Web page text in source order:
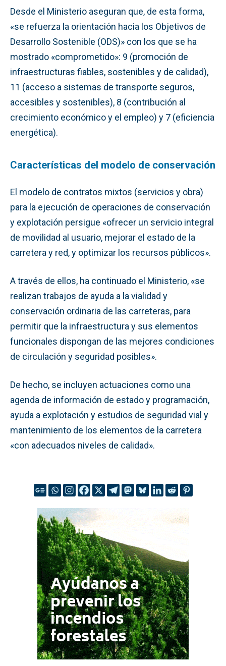
Desde el Ministerio aseguran que, de esta forma,
«se refuerza la orientación hacia los Objetivos de
Desarrollo Sostenible (ODS)» con los que se ha
mostrado «comprometido»: 9 (promoción de
infraestructuras fiables, sostenibles y de calidad),
11 (acceso a sistemas de transporte seguros,
accesibles y sostenibles), 8 (contribución al
crecimiento económico y el empleo) y 7 (eficiencia
energética).
Características del modelo de conservación
El modelo de contratos mixtos (servicios y obra)
para la ejecución de operaciones de conservación
y explotación persigue «ofrecer un servicio integral
de movilidad al usuario, mejorar el estado de la
carretera y red, y optimizar los recursos públicos».
A través de ellos, ha continuado el Ministerio, «se
realizan trabajos de ayuda a la vialidad y
conservación ordinaria de las carreteras, para
permitir que la infraestructura y sus elementos
funcionales dispongan de las mejores condiciones
de circulación y seguridad posibles».
De hecho, se incluyen actuaciones como una
agenda de información de estado y programación,
ayuda a explotación y estudios de seguridad vial y
mantenimiento de los elementos de la carretera
«con adecuados niveles de calidad».